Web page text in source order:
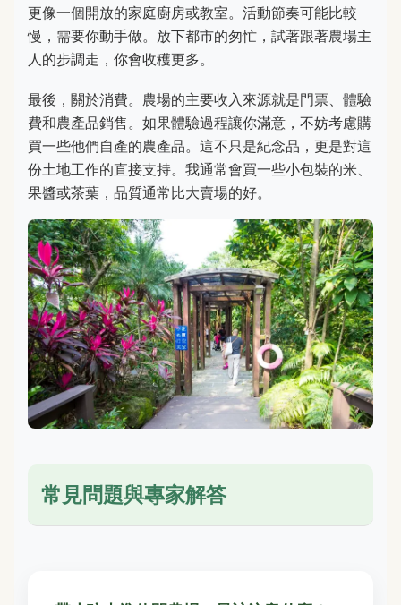
更像一個開放的家庭廚房或教室。活動節奏可能比較
慢，需要你動手做。放下都市的匆忙，試著跟著農場主
人的步調走，你會收穫更多。
最後，關於消費。農場的主要收入來源就是門票、體驗
費和農產品銷售。如果體驗過程讓你滿意，不妨考慮購
買一些他們自產的農產品。這不只是紀念品，更是對這
份土地工作的直接支持。我通常會買一些小包裝的米、
果醬或茶葉，品質通常比大賣場的好。
常見問題與專家解答